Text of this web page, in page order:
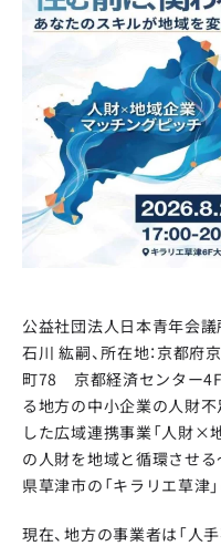
公益社団法人日本青年会議
石川 紘嗣、所在地：京都
町78 京都経済センター4F
る地方の中小企業の人財
した広域連携事業「人財×
の人財を地域と循環させる
県草津市の「キラリエ草津
現在、地方の事業者は「人